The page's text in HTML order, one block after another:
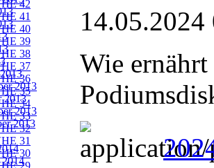
42
41
40
39
38
37
36
35
34
33
32
31
30
29
2013
2013
2013
2013
2014
14.05.2024
Wie